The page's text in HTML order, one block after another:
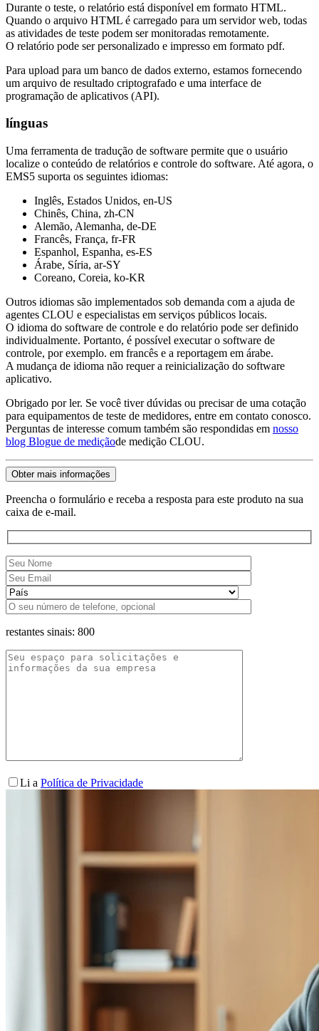
Durante o teste, o relatório está disponível em formato HTML.
Quando o arquivo HTML é carregado para um servidor web, todas
as atividades de teste podem ser monitoradas remotamente.
O relatório pode ser personalizado e impresso em formato pdf.
Para upload para um banco de dados externo, estamos fornecendo
um arquivo de resultado criptografado e uma interface de
programação de aplicativos (API).
línguas
Uma ferramenta de tradução de software permite que o usuário
localize o conteúdo de relatórios e controle do software. Até agora, o
EMS5 suporta os seguintes idiomas:
Inglês, Estados Unidos, en-US
Chinês, China, zh-CN
Alemão, Alemanha, de-DE
Francês, França, fr-FR
Espanhol, Espanha, es-ES
Árabe, Síria, ar-SY
Coreano, Coreia, ko-KR
Outros idiomas são implementados sob demanda com a ajuda de
agentes CLOU e especialistas em serviços públicos locais.
O idioma do software de controle e do relatório pode ser definido
individualmente. Portanto, é possível executar o software de
controle, por exemplo. em francês e a reportagem em árabe.
A mudança de idioma não requer a reinicialização do software
aplicativo.
Obrigado por ler. Se você tiver dúvidas ou precisar de uma cotação
para equipamentos de teste de medidores, entre em contato conosco.
Perguntas de interesse comum também são respondidas em nosso
blog Blogue de mediçãode medição CLOU.
Obter mais informações
Preencha o formulário e receba a resposta para este produto na sua
caixa de e-mail.
restantes sinais: 800
Li a Política de Privacidade